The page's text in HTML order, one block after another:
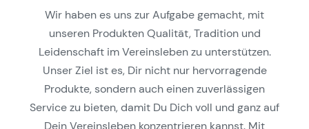
Wir haben es uns zur Aufgabe gemacht, mit
unseren Produkten Qualität, Tradition und
Leidenschaft im Vereinsleben zu unterstützen.
Unser Ziel ist es, Dir nicht nur hervorragende
Produkte, sondern auch einen zuverlässigen
Service zu bieten, damit Du Dich voll und ganz auf
Dein Vereinsleben konzentrieren kannst. Mit